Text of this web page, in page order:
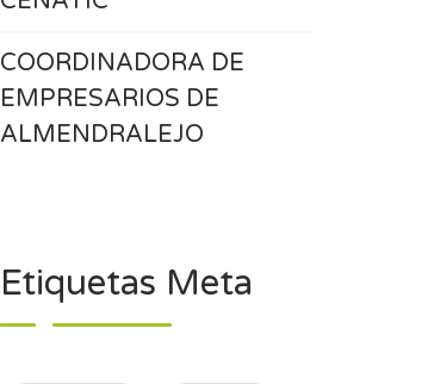
COORDINADORA DE
EMPRESARIOS DE
ALMENDRALEJO
Etiquetas Meta